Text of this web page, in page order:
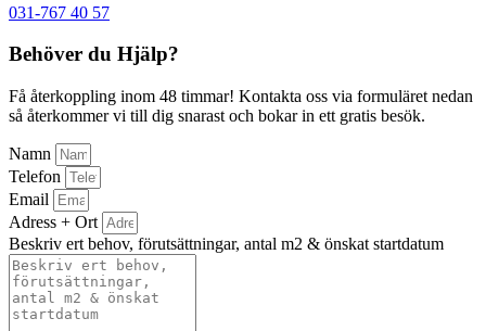
031-767 40 57
Behöver du Hjälp?
Få återkoppling inom 48 timmar! Kontakta oss via formuläret nedan
så återkommer vi till dig snarast och bokar in ett gratis besök.
Namn
Telefon
Email
Adress + Ort
Beskriv ert behov, förutsättningar, antal m2 & önskat startdatum